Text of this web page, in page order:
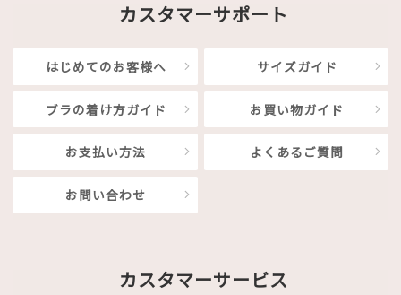
カスタマーサポート
はじめてのお客様へ サイズガイド
ブラの着け方ガイド お買い物ガイド
お支払い方法 よくあるご質問
お問い合わせ
カスタマーサービス